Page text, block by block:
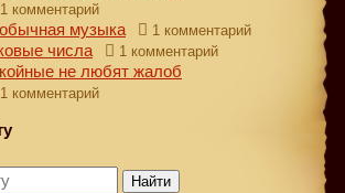
1 комментарий
музыка 1 комментарий
числа 1 комментарий
не любят жалоб
1 комментарий
Найти